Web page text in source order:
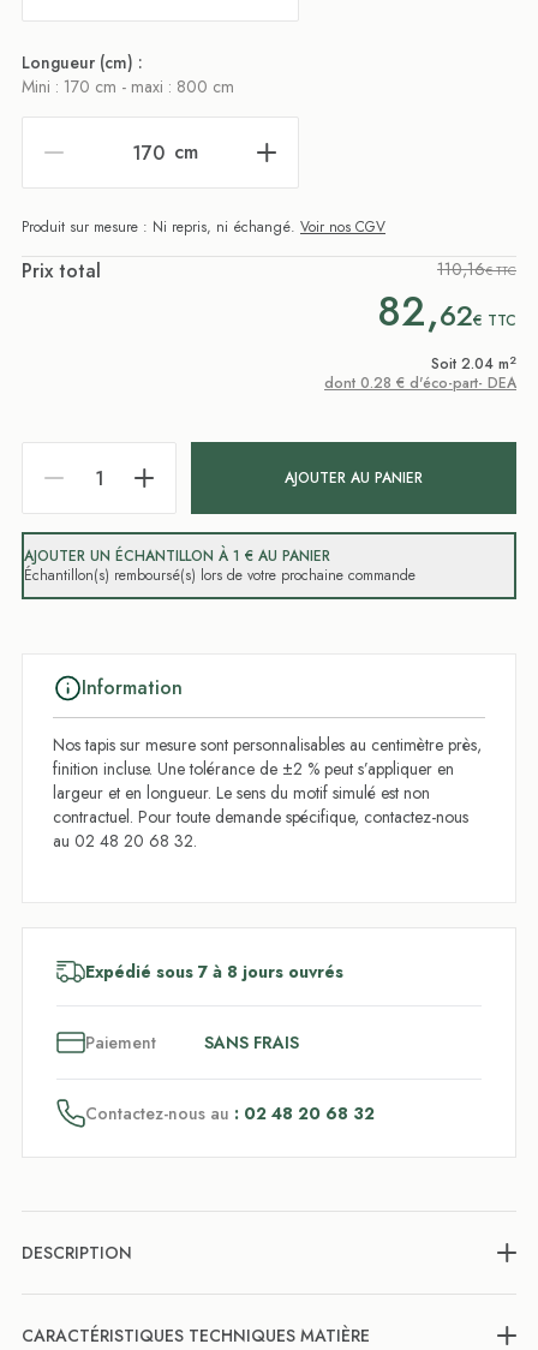
Longueur (cm) :
Mini : 170 cm - maxi : 800 cm
cm
Produit sur mesure : Ni repris, ni échangé. Voir nos CGV
Prix total 110,16€ TTC
82,62€ TTC
Soit 2.04 m2
dont 0.28 € d'éco-part- DEA
AJOUTER AU PANIER
AJOUTER UN ÉCHANTILLON À 1 € AU PANIER
Échantillon(s) remboursé(s) lors de votre prochaine commande
Information
Nos tapis sur mesure sont personnalisables au centimètre près,
finition incluse. Une tolérance de ±2 % peut s’appliquer en
largeur et en longueur. Le sens du motif simulé est non
contractuel. Pour toute demande spécifique, contactez-nous
au 02 48 20 68 32.
Expédié sous 7 à 8 jours ouvrés
Paiement SANS FRAIS
Contactez-nous au : 02 48 20 68 32
DESCRIPTION
CARACTÉRISTIQUES TECHNIQUES MATIÈRE